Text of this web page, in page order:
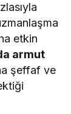
etkin
armut
şeffaf ve